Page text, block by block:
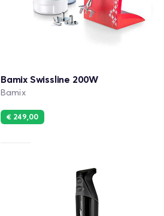
Bamix Swissline 200W
Bamix
€ 249,00